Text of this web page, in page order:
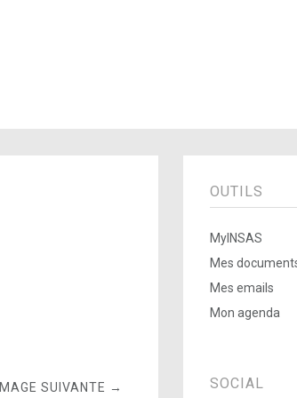
IMAGE SUIVANTE →
OUTILS
MyINSAS
Mes
Mes emails
Mon agenda
SOCIAL